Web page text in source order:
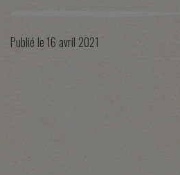
Publié le 16 avril 2021